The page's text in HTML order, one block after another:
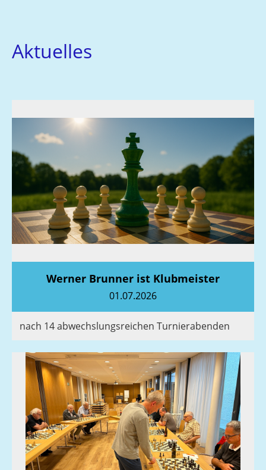
Aktuelles
Werner Brunner ist Klubmeister
01.07.2026
nach 14 abwechslungsreichen Turnierabenden